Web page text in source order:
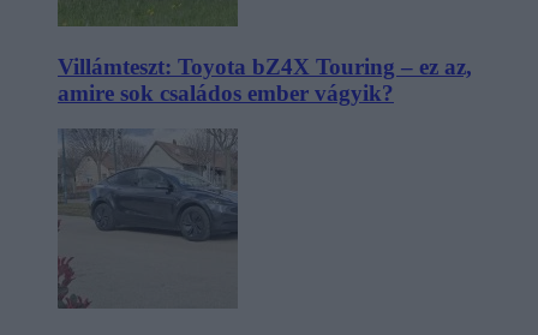
Villámteszt: Toyota bZ4X Touring – ez az,
amire sok családos ember vágyik?